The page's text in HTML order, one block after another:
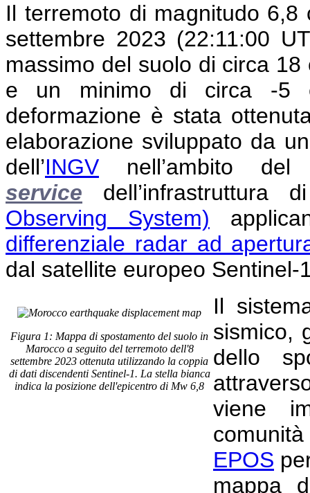
Il terremoto di magnitudo 6,8
settembre 2023 (22:11:00
massimo del suolo di circa
e un minimo di circa -5
deformazione è stata
elaborazione sviluppato da
dell’INGV nell’ambito
service
Observing System)
differenziale radar ad
dal satellite europeo Sentinel-
Figura 1: Mappa di spostamento del suolo in
Marocco a seguito del terremoto dell'8
settembre 2023 ottenuta utilizzando la coppia
di dati discendenti Sentinel-1. La stella bianca
indica la posizione dell'epicentro di Mw 6,8
Il
sismico,
dello
viene
EPOS
mappa